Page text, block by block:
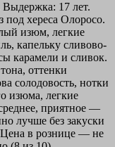
17 лет.
хереса Олоросо.
изюм, легкие
капельку сливово-
карамели и сливок.
оттенки
солодовость, нотки
изюма, легкие
приятное —
лучше без закуски
в рознице — не